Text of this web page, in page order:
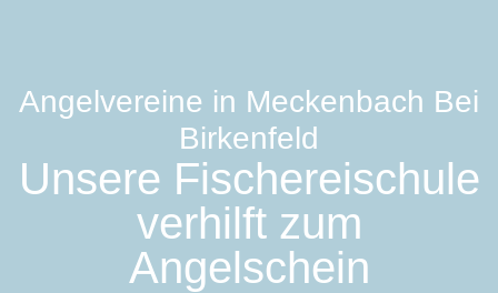
Angelvereine in Meckenbach Bei
Birkenfeld
Unsere Fischereischule
verhilft zum
Angelschein